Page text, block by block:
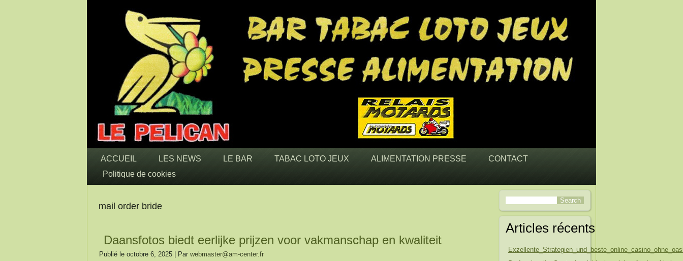
ACCUEIL LES NEWS LE BAR TABAC LOTO JEUX ALIMENTATION PRESSE
CONTACT
Politique de cookies
mail order bride
Daansfotos biedt eerlijke prijzen voor vakmanschap en kwaliteit
Publié le octobre 6, 2025 Par webmaster@am-center.fr
Articles récents